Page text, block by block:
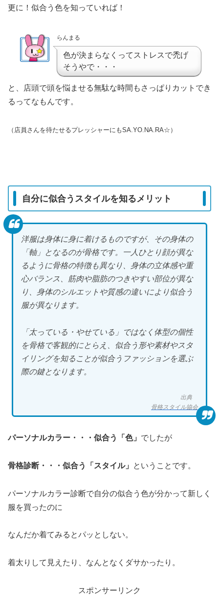
更に！似合う色を知っていれば！
らんまる
色が決まらなくってストレスで禿げ
そうやで・・・
と、店頭で頭を悩ませる無駄な時間もさっぱりカットでき
るってなもんです。
（店員さんを待たせるプレッシャーにもSA.YO.NA.RA☆）
自分に似合うスタイルを知るメリット
洋服は身体に身に着けるものですが、その身体の
「軸」となるのが骨格です。一人ひとり顔が異な
るように骨格の特徴も異なり、身体の立体感や重
心バランス、筋肉や脂肪のつきやすい部位が異な
り、身体のシルエットや質感の違いにより似合う
服が異なります。
「太っている・やせている」ではなく体型の個性
を骨格で客観的にとらえ、似合う形や素材やスタ
イリングを知ることが似合うファッションを選ぶ
際の鍵となります。
出典
骨格スタイル協会
パーソナルカラー・・・似合う「色」 でしたが
骨格診断・・・似合う「スタイル」 ということです。
パーソナルカラー診断で自分の似合う色が分かって新しく
服を買ったのに
なんだか着てみるとパッとしない。
着太りして見えたり、なんとなくダサかったり。
スポンサーリンク